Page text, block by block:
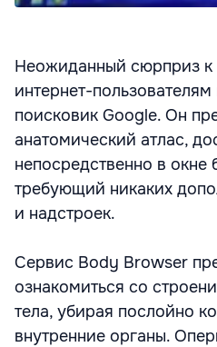
Неожиданный сюрприз к
интернет-
поисковик Google. Он
анатомический атлас,
непосредственно в окне
требующий никаких
и надстроек.
Сервис Body Browser
ознакомиться со
тела, убирая послойно
внутренние органы.